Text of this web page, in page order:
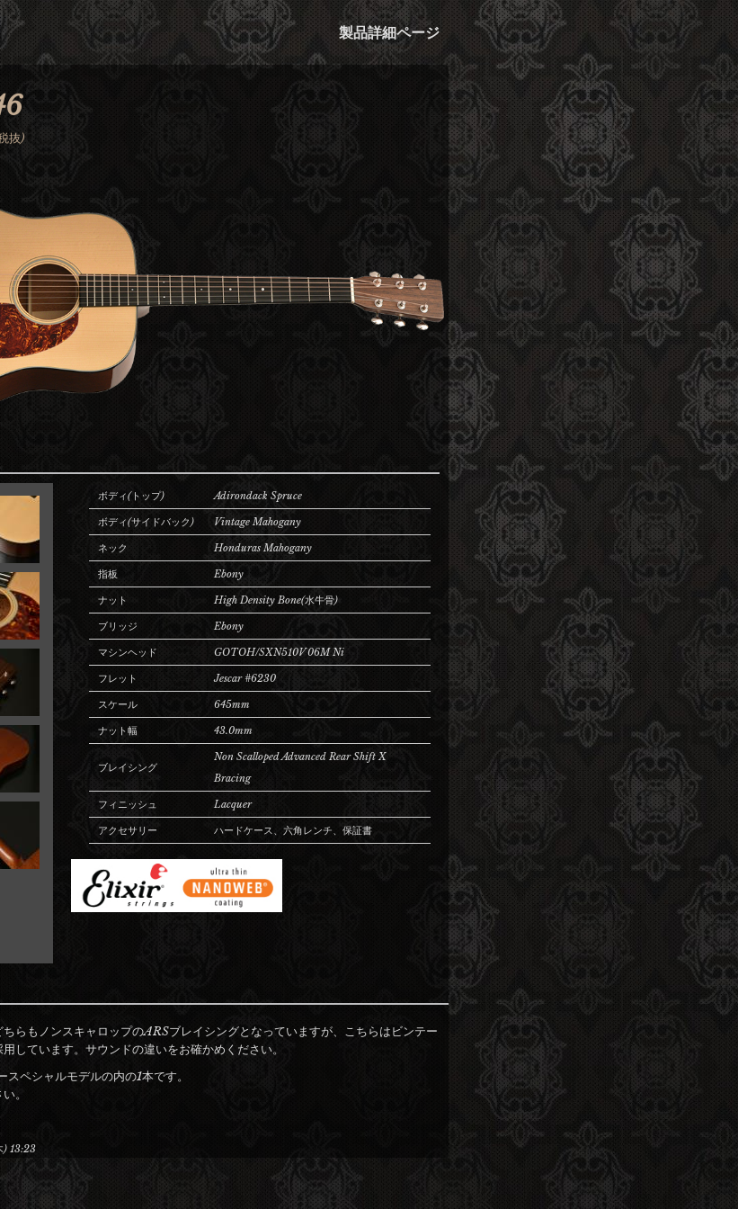
Jump to navigation
製品詳細ページ
抜)
ボディ(トップ) Adirondack Spruce
ボディ(サイドバック) Vintage Mahogany
ネック Honduras Mahogany
指板 Ebony
ナット High Density Bone(水牛骨)
ブリッジ Ebony
マシンヘッド GOTOH/SXN510V 06M Ni
フレット Jescar #6230
スケール 645mm
ナット幅 43.0mm
ブレイシング
Non Scalloped Advanced Rear Shift X
Bracing
フィニッシュ Lacquer
アクセサリー ハードケース、六角レンチ、保証書
らもノンスキャロップのARSブレイシングとなっていますが、こちらはビンテー
しています。サウンドの違いをお確かめください。
ペシャルモデルの内の1本です。
。
) 13:23